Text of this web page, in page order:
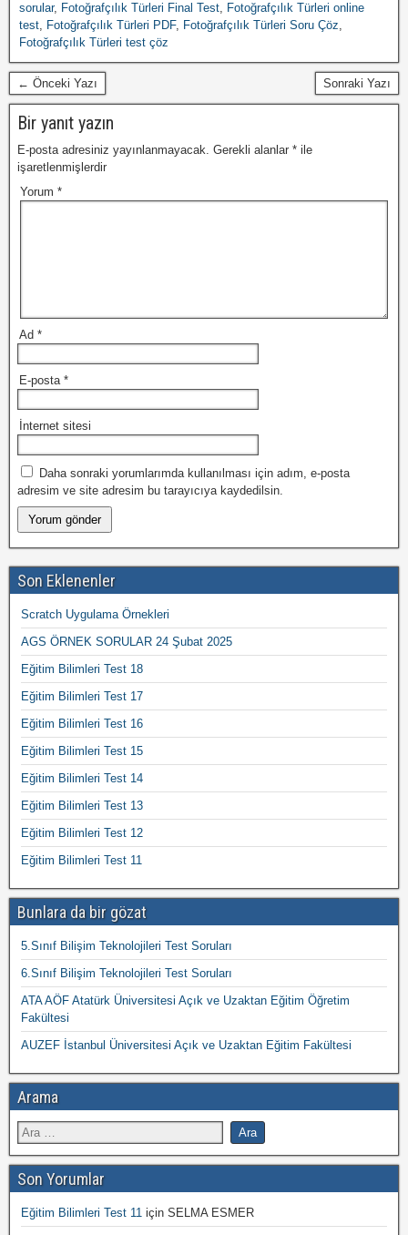
sorular, Fotoğrafçılık Türleri Final Test, Fotoğrafçılık Türleri online
test, Fotoğrafçılık Türleri PDF, Fotoğrafçılık Türleri Soru Çöz,
Fotoğrafçılık Türleri test çöz
← Önceki Yazı Sonraki Yazı
Bir yanıt yazın
E-posta adresiniz yayınlanmayacak. Gerekli alanlar * ile
işaretlenmişlerdir
Yorum *
Ad *
E-posta *
İnternet sitesi
Daha sonraki yorumlarımda kullanılması için adım, e-posta
adresim ve site adresim bu tarayıcıya kaydedilsin.
Son Eklenenler
Scratch Uygulama Örnekleri
AGS ÖRNEK SORULAR 24 Şubat 2025
Eğitim Bilimleri Test 18
Eğitim Bilimleri Test 17
Eğitim Bilimleri Test 16
Eğitim Bilimleri Test 15
Eğitim Bilimleri Test 14
Eğitim Bilimleri Test 13
Eğitim Bilimleri Test 12
Eğitim Bilimleri Test 11
Bunlara da bir gözat
5.Sınıf Bilişim Teknolojileri Test Soruları
6.Sınıf Bilişim Teknolojileri Test Soruları
ATA AÖF Atatürk Üniversitesi Açık ve Uzaktan Eğitim Öğretim
Fakültesi
AUZEF İstanbul Üniversitesi Açık ve Uzaktan Eğitim Fakültesi
Arama
Son Yorumlar
Eğitim Bilimleri Test 11 için SELMA ESMER